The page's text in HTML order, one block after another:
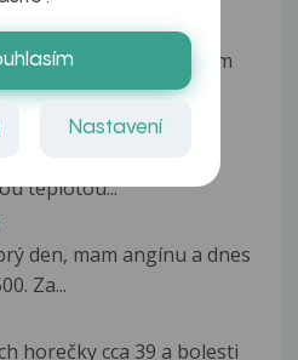
krk. Cca pred mesícem
domácího léčení s
teplotou...
den, mam angínu a dnes
Za...
horečky cca 39 a bolesti
Nastavení